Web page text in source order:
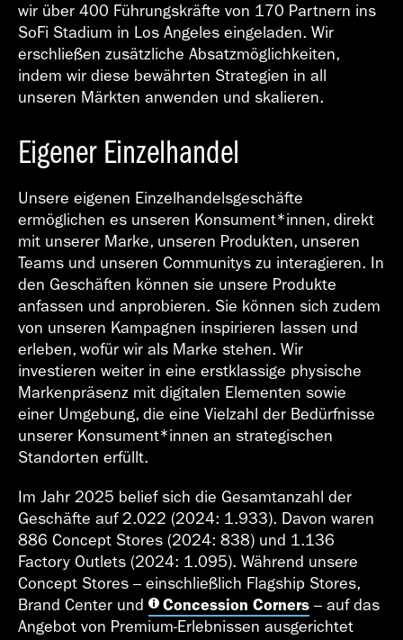
wir über 400 Führungskräfte von 170 Partnern ins
SoFi Stadium in Los Angeles eingeladen. Wir
erschließen zusätzliche Absatzmöglichkeiten,
indem wir diese bewährten Strategien in all
unseren Märkten anwenden und skalieren.
Eigener Einzelhandel
Unsere eigenen Einzelhandelsgeschäfte
ermöglichen es unseren Konsument*innen, direkt
mit unserer Marke, unseren Produkten, unseren
Teams und unseren Communitys zu interagieren. In
den Geschäften können sie unsere Produkte
anfassen und anprobieren. Sie können sich zudem
von unseren Kampagnen inspirieren lassen und
erleben, wofür wir als Marke stehen. Wir
investieren weiter in eine erstklassige physische
Markenpräsenz mit digitalen Elementen sowie
einer Umgebung, die eine Vielzahl der Bedürfnisse
unserer Konsument*innen an strategischen
Standorten erfüllt.
Im Jahr 2025 belief sich die Gesamtanzahl der
Geschäfte auf 2.022 (2024: 1.933). Davon waren
886 Concept Stores (2024: 838) und 1.136
Factory Outlets (2024: 1.095). Während unsere
Concept Stores – einschließlich Flagship Stores,
Brand Center und
Concession Corners – auf das
Angebot von Premium-Erlebnissen ausgerichtet